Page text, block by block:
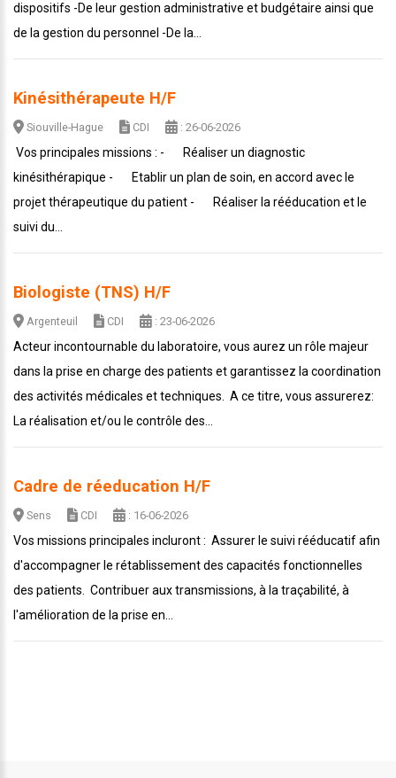
dispositifs -De leur gestion administrative et budgétaire ainsi que
de la gestion du personnel -De la...
Kinésithérapeute H/F
Siouville-Hague CDI : 26-06-2026
Vos principales missions : - Réaliser un diagnostic
kinésithérapique - Etablir un plan de soin, en accord avec le
projet thérapeutique du patient - Réaliser la rééducation et le
suivi du...
Biologiste (TNS) H/F
Argenteuil CDI : 23-06-2026
Acteur incontournable du laboratoire, vous aurez un rôle majeur
dans la prise en charge des patients et garantissez la coordination
des activités médicales et techniques. A ce titre, vous assurerez:
La réalisation et/ou le contrôle des...
Cadre de réeducation H/F
Sens CDI : 16-06-2026
Vos missions principales incluront : Assurer le suivi rééducatif afin
d'accompagner le rétablissement des capacités fonctionnelles
des patients. Contribuer aux transmissions, à la traçabilité, à
l'amélioration de la prise en...